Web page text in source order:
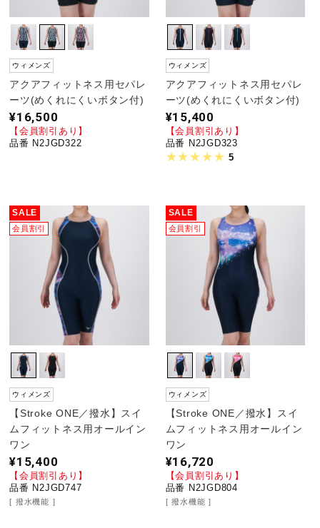
ウィメンズ
アクアフィットネス用セパレ
ーツ(めくれにくいボタン付)
¥16,500
【会員割引あり】
品番 N2JGD322
ウィメンズ
アクアフィットネス用セパレ
ーツ(めくれにくいボタン付)
¥15,400
【会員割引あり】
品番 N2JGD323
5
SALE
会員割引
ウィメンズ
【Stroke ONE／撥水】スイ
ムフィットネス用オールイン
ワン
¥15,400
【会員割引あり】
品番 N2JGD747
撥水機能
SALE
会員割引
ウィメンズ
【Stroke ONE／撥水】スイ
ムフィットネス用オールイン
ワン
¥16,720
【会員割引あり】
品番 N2JGD804
撥水機能